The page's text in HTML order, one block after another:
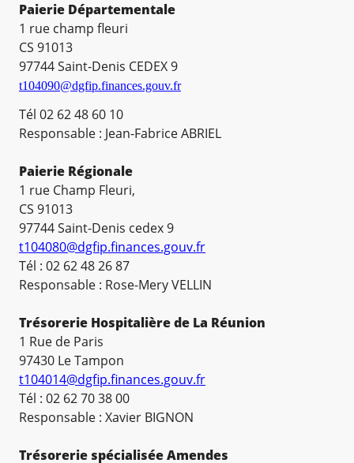
Paierie Départementale
1 rue champ fleuri
CS 91013
97744 Saint-Denis CEDEX 9
t104090@dgfip.finances.gouv.fr
Tél 02 62 48 60 10
Responsable : Jean-Fabrice ABRIEL
Paierie Régionale
1 rue Champ Fleuri,
CS 91013
97744 Saint-Denis cedex 9
t104080@dgfip.finances.gouv.fr
Tél : 02 62 48 26 87
Responsable : Rose-Mery VELLIN
Trésorerie Hospitalière de La Réunion
1 Rue de Paris
97430 Le Tampon
t104014@dgfip.finances.gouv.fr
Tél : 02 62 70 38 00
Responsable : Xavier BIGNON
Trésorerie spécialisée Amendes